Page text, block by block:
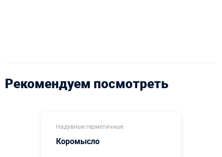
Рекомендуем посмотреть
Надувные герметичные
Коромысло